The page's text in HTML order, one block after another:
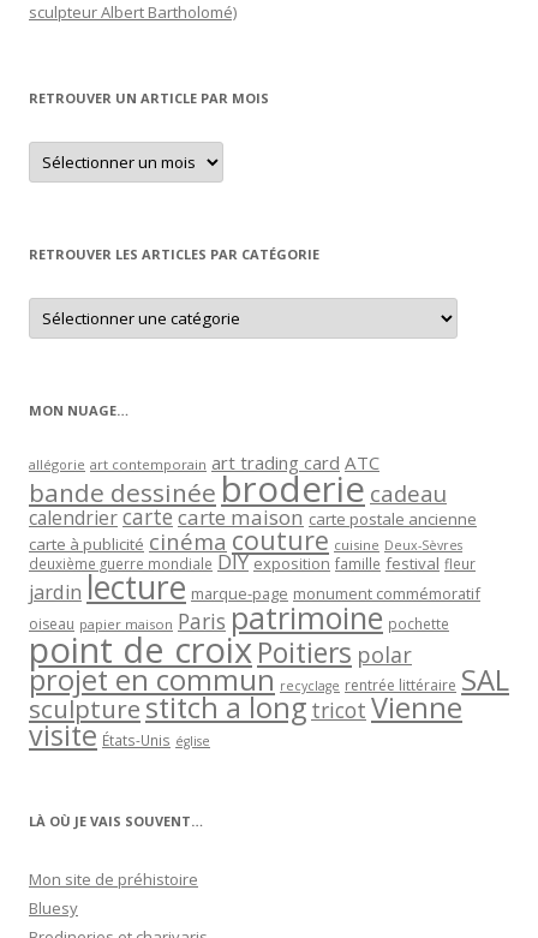
sculpteur Albert Bartholomé)
RETROUVER UN ARTICLE PAR MOIS
Retrouver
un
article
RETROUVER LES ARTICLES PAR CATÉGORIE
Retrouver
les
articles
MON NUAGE…
allégorie art contemporain art trading card ATC
bande dessinée broderie cadeau
calendriercartecarte maison carte postale ancienne
carte à publicité cinéma couture cuisine Deux-Sèvres
deuxième guerre mondiale DIY exposition famille festival fleur
jardin lecture marque-page monument commémoratif
oiseau papier maison Paris patrimoine pochette
point de croixPoitiers polar
projet en commun recyclage rentrée littéraire SAL
sculpturestitch a long tricot Vienne
visite États-Unis église
LÀ OÙ JE VAIS SOUVENT…
Mon site de préhistoire
Bluesy